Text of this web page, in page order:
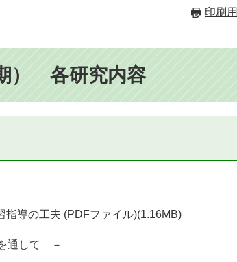
印刷
） 各研究内容
導の工夫 (PDFファイル)(1.16MB)
通して －